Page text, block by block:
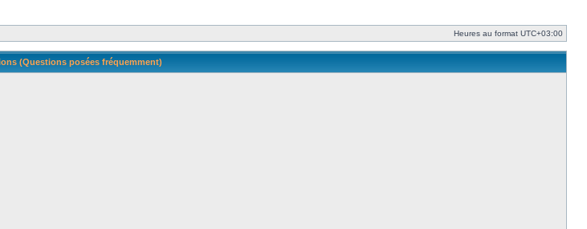
Heures au format UTC+03:00
(Questions posées fréquemment)